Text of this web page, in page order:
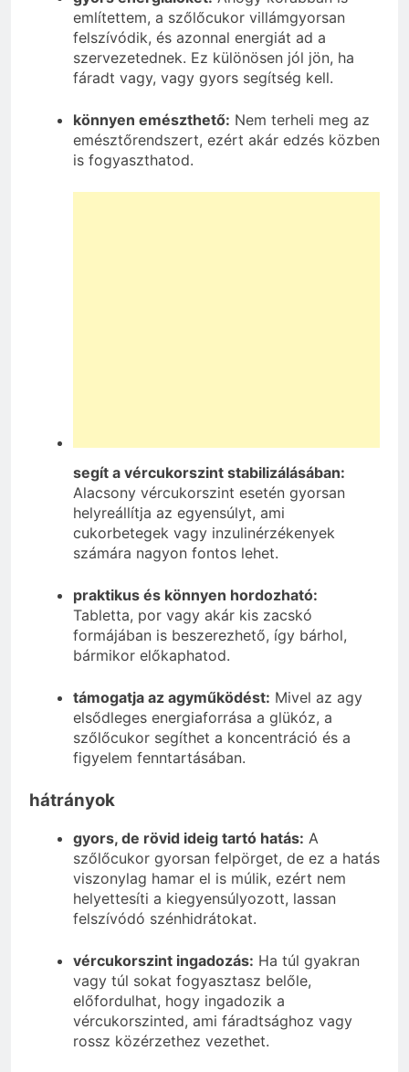
említettem, a szőlőcukor villámgyorsan
felszívódik, és azonnal energiát ad a
szervezetednek. Ez különösen jól jön, ha
fáradt vagy, vagy gyors segítség kell.
könnyen emészthető: Nem terheli meg az
emésztőrendszert, ezért akár edzés közben
is fogyaszthatod.
segít a vércukorszint stabilizálásában:
Alacsony vércukorszint esetén gyorsan
helyreállítja az egyensúlyt, ami
cukorbetegek vagy inzulinérzékenyek
számára nagyon fontos lehet.
praktikus és könnyen hordozható:
Tabletta, por vagy akár kis zacskó
formájában is beszerezhető, így bárhol,
bármikor előkaphatod.
támogatja az agyműködést: Mivel az agy
elsődleges energiaforrása a glükóz, a
szőlőcukor segíthet a koncentráció és a
figyelem fenntartásában.
hátrányok
gyors, de rövid ideig tartó hatás: A
szőlőcukor gyorsan felpörget, de ez a hatás
viszonylag hamar el is múlik, ezért nem
helyettesíti a kiegyensúlyozott, lassan
felszívódó szénhidrátokat.
vércukorszint ingadozás: Ha túl gyakran
vagy túl sokat fogyasztasz belőle,
előfordulhat, hogy ingadozik a
vércukorszinted, ami fáradtsághoz vagy
rossz közérzethez vezethet.